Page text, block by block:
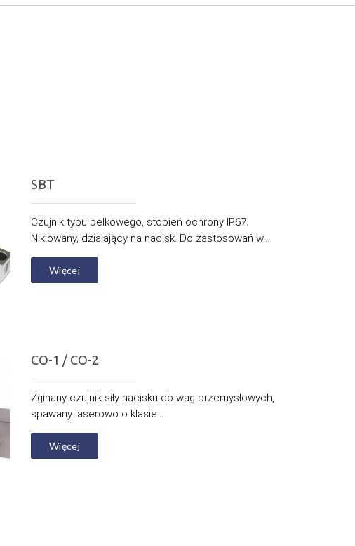
SBT
Czujnik typu belkowego, stopień ochrony IP67.
Niklowany, działający na nacisk. Do zastosowań w...
Więcej
CO-1 / CO-2
Zginany czujnik siły nacisku do wag przemysłowych,
spawany laserowo o klasie...
Więcej